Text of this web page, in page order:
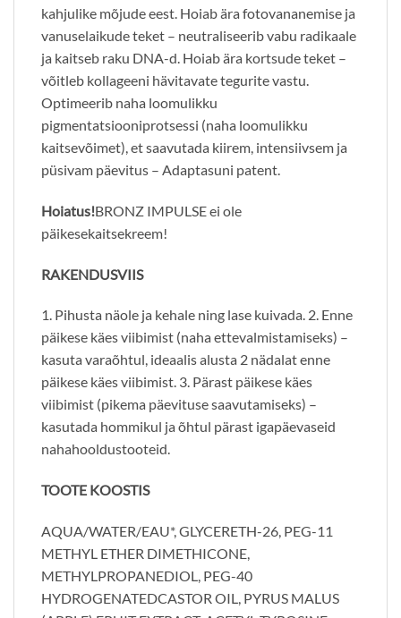
kahjulike mõjude eest. Hoiab ära fotovananemise ja
vanuselaikude teket – neutraliseerib vabu radikaale
ja kaitseb raku DNA-d. Hoiab ära kortsude teket –
võitleb kollageeni hävitavate tegurite vastu.
Optimeerib naha loomulikku
pigmentatsiooniprotsessi (naha loomulikku
kaitsevõimet), et saavutada kiirem, intensiivsem ja
püsivam päevitus – Adaptasuni patent.
Hoiatus!BRONZ IMPULSE ei ole
päikesekaitsekreem!
RAKENDUSVIIS
1. Pihusta näole ja kehale ning lase kuivada. 2. Enne
päikese käes viibimist (naha ettevalmistamiseks) –
kasuta varaõhtul, ideaalis alusta 2 nädalat enne
päikese käes viibimist. 3. Pärast päikese käes
viibimist (pikema päevituse saavutamiseks) –
kasutada hommikul ja õhtul pärast igapäevaseid
nahahooldustooteid.
TOOTE KOOSTIS
AQUA/WATER/EAU*, GLYCERETH-26, PEG-11
METHYL ETHER DIMETHICONE,
METHYLPROPANEDIOL, PEG-40
HYDROGENATEDCASTOR OIL, PYRUS MALUS